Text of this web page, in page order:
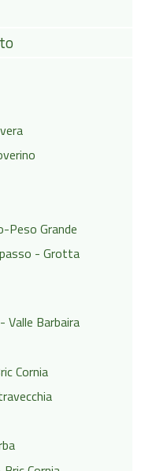
Peso Grande
- Grotta
Valle Barbaira
Cornia